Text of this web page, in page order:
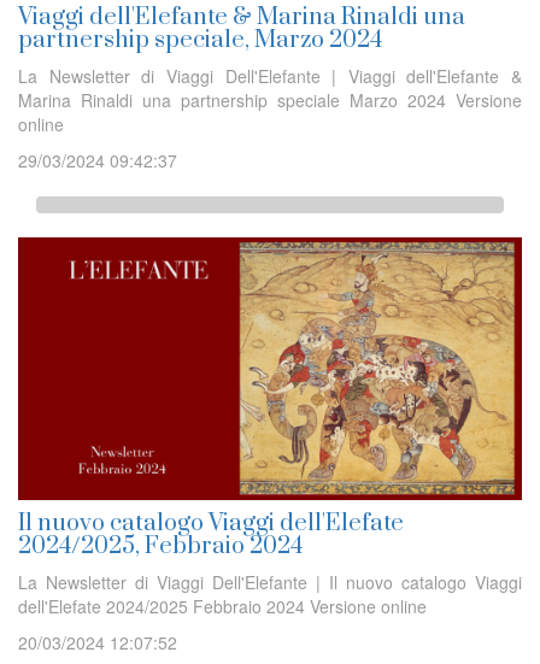
Viaggi dell'Elefante & Marina Rinaldi una
partnership speciale, Marzo 2024
La Newsletter di Viaggi Dell'Elefante | Viaggi dell'Elefante &
Marina Rinaldi una partnership speciale Marzo 2024 Versione
online
29/03/2024 09:42:37
Il nuovo catalogo Viaggi dell'Elefate
2024/2025, Febbraio 2024
La Newsletter di Viaggi Dell'Elefante | Il nuovo catalogo Viaggi
dell'Elefate 2024/2025 Febbraio 2024 Versione online
20/03/2024 12:07:52